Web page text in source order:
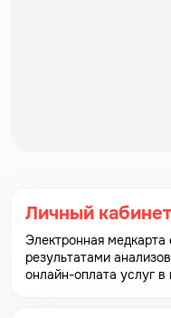
Личный
Электронная
результатами
онлайн-оплата услуг